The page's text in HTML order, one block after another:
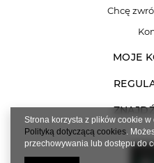
Chcę
MOJE
Strona korzysta z plików cookie
Polityką dotyczącą cookies.
przechowywania lub dostępu do